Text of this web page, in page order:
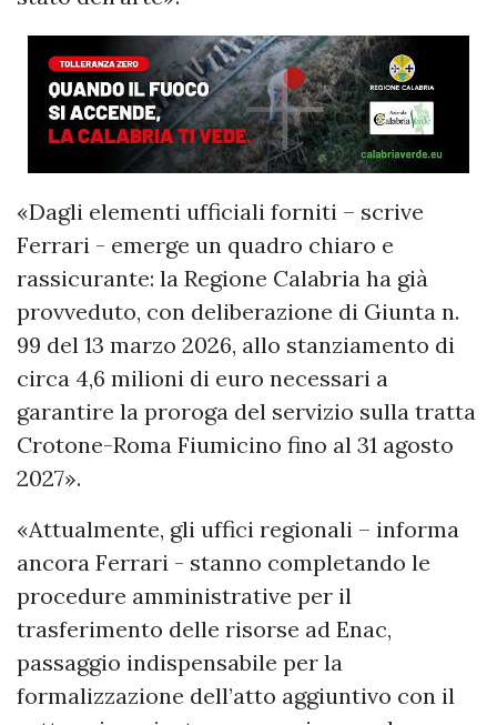
«Dagli elementi ufficiali forniti – scrive
Ferrari - emerge un quadro chiaro e
rassicurante: la Regione Calabria ha già
provveduto, con deliberazione di Giunta n.
99 del 13 marzo 2026, allo stanziamento di
circa 4,6 milioni di euro necessari a
garantire la proroga del servizio sulla tratta
Crotone-Roma Fiumicino fino al 31 agosto
2027».
«Attualmente, gli uffici regionali – informa
ancora Ferrari - stanno completando le
procedure amministrative per il
trasferimento delle risorse ad Enac,
passaggio indispensabile per la
formalizzazione dell’atto aggiuntivo con il